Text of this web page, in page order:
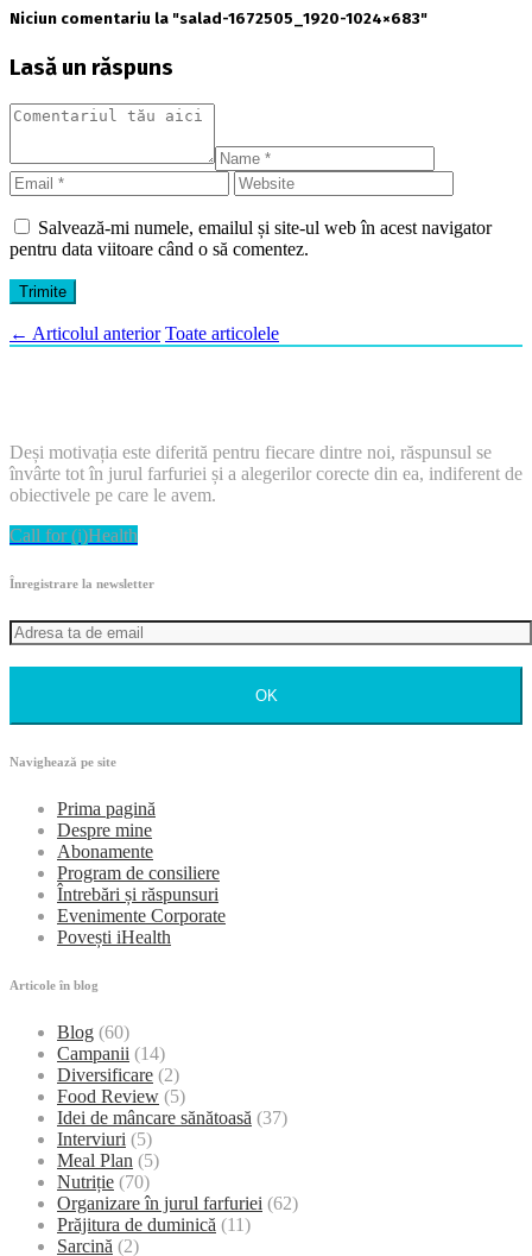
Niciun comentariu la "salad-1672505_1920-1024×683"
Lasă un răspuns
Salvează-mi numele, emailul și site-ul web în acest navigator
pentru data viitoare când o să comentez.
← Articolul anterior Toate articolele
Deși motivația este diferită pentru fiecare dintre noi, răspunsul se
învârte tot în jurul farfuriei și a alegerilor corecte din ea, indiferent de
obiectivele pe care le avem.
Call for (i)Health
Înregistrare la newsletter
OK
Navighează pe site
Prima pagină
Despre mine
Abonamente
Program de consiliere
Întrebări și răspunsuri
Evenimente Corporate
Povești iHealth
Articole în blog
Blog (60)
Campanii (14)
Diversificare (2)
Food Review (5)
Idei de mâncare sănătoasă (37)
Interviuri (5)
Meal Plan (5)
Nutriție (70)
Organizare în jurul farfuriei (62)
Prăjitura de duminică (11)
Sarcină (2)